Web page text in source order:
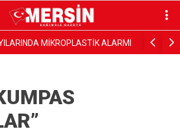
MİKROPLASTİK ALARMI
İTHALATI VE DENETİMLER DE
‘KENT